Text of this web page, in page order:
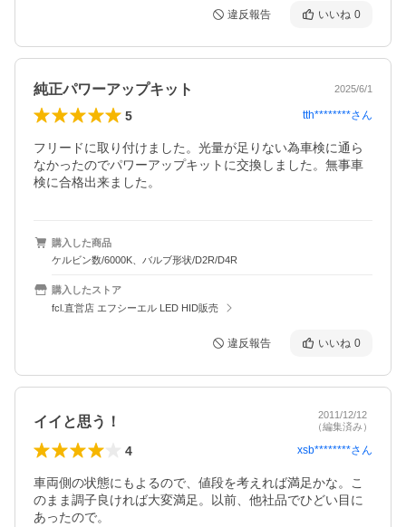
違反報告 いいね 0
純正パワーアップキット 2025/6/1
5 tth********さん
フリードに取り付けました。光量が足りない為車検に通ら
なかったのでパワーアップキットに交換しました。無事車
検に合格出来ました。
購入した商品
ケルビン数/6000K、バルブ形状/D2R/D4R
購入したストア
fcl.直営店 エフシーエル LED HID販売
違反報告 いいね 0
イイと思う！
2011/12/12
（編集済み）
4 xsb********さん
車両側の状態にもよるので、値段を考えれば満足かな。こ
のまま調子良ければ大変満足。以前、他社品でひどい目に
あったので。